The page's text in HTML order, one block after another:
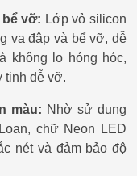
vỡ: Lớp vỏ silicon
va đập và bể vỡ, dễ
không lo hỏng hóc,
tinh dễ vỡ.
màu: Nhờ sử dụng
chữ Neon LED
nét và đảm bảo độ